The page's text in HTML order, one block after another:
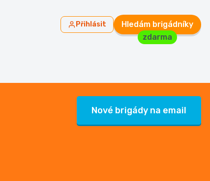
Přihlásit
Hledám brigádníky
zdarma
Nové brigády na email